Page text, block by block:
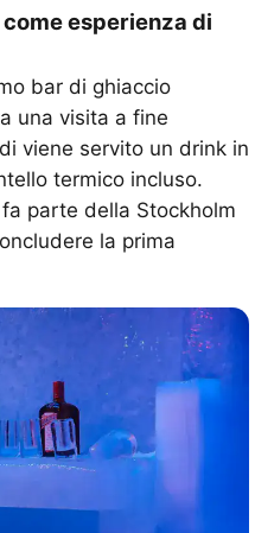
esperienza di
bar di ghiaccio
una visita a fine
viene servito un drink in
termico incluso.
parte della Stockholm
la prima